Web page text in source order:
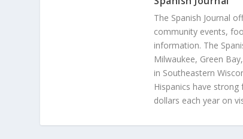
The Spanish Journal
community events,
information. The
Milwaukee, Green
in Southeastern
Hispanics have
dollars each year on